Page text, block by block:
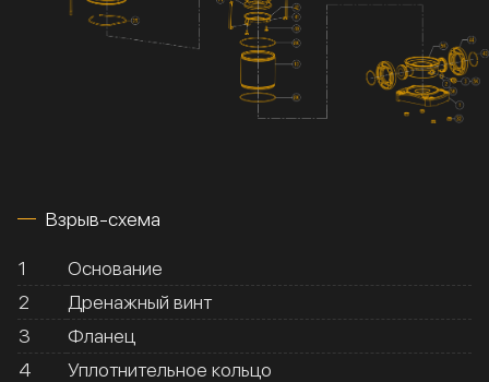
Взрыв-схема
1
Основание
2
Дренажный винт
3
Фланец
4
Уплотнительное кольцо